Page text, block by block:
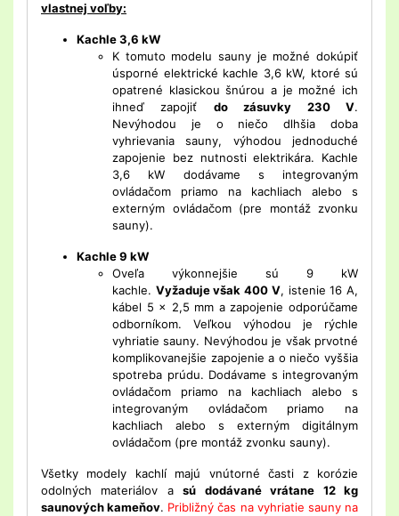
vlastnej voľby:
Kachle 3,6 kW
K tomuto modelu sauny je možné dokúpiť
úsporné elektrické kachle 3,6 kW, ktoré sú
opatrené klasickou šnúrou a je možné ich
ihneď zapojiť do zásuvky 230 V.
Nevýhodou je o niečo dlhšia doba
vyhrievania sauny, výhodou jednoduché
zapojenie bez nutnosti elektrikára. Kachle
3,6 kW dodávame s integrovaným
ovládačom priamo na kachliach alebo s
externým ovládačom (pre montáž zvonku
sauny).
Kachle 9 kW
Oveľa výkonnejšie sú 9 kW
kachle. Vyžaduje však 400 V, istenie 16 A,
kábel 5 x 2,5 mm a zapojenie odporúčame
odborníkom. Veľkou výhodou je rýchle
vyhriatie sauny. Nevýhodou je však prvotné
komplikovanejšie zapojenie a o niečo vyššia
spotreba prúdu. Dodávame s integrovaným
ovládačom priamo na kachliach alebo s
integrovaným ovládačom priamo na
kachliach alebo s externým digitálnym
ovládačom (pre montáž zvonku sauny).
Všetky modely kachlí majú vnútorné časti z korózie
odolných materiálov asú dodávané vrátane 12 kg
saunových kameňov. Približný čas na vyhriatie sauny na